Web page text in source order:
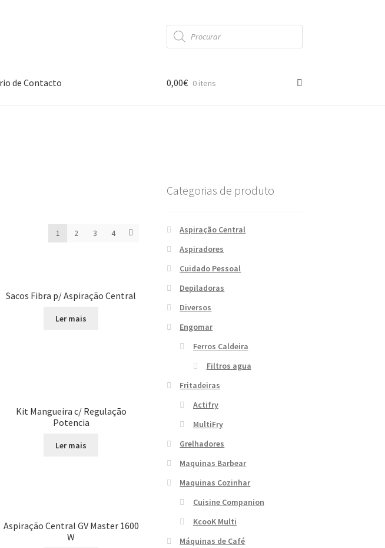
Products
search
de Contacto 0,00€ 0 itens
1 2 3 4
Sacos Fibra p/ Aspiração Central
Ler mais
Kit Mangueira c/ Regulação
Potencia
Ler mais
Aspiração Central GV Master 1600
W
Categorias de produto
Aspiração Central
Aspiradores
Cuidado Pessoal
Depiladoras
Diversos
Engomar
Ferros Caldeira
Filtros agua
Fritadeiras
Actifry
MultiFry
Grelhadores
Maquinas Barbear
Maquinas Cozinhar
Cuisine Companion
KcooK Multi
Máquinas de Café